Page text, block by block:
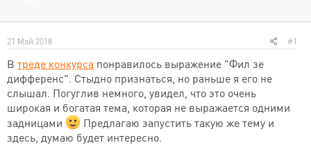
ы
л
21 Май 2018 #1
В треде конкурса понравилось выражение "Фил зе
дифференс". Стыдно признаться, но раньше я его не
слышал. Погуглив немного, увидел, что это очень
широкая и богатая тема, которая не выражается одними
задницами
Предлагаю запустить такую же тему и
здесь, думаю будет интересно.